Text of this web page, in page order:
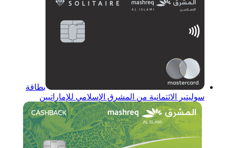
بطاقة
سوليتير الائتمانية من المشرق الإسلامي للإماراتيين